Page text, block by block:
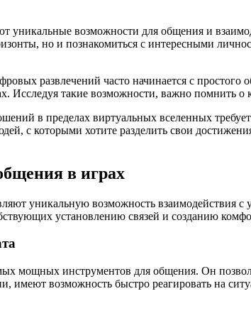
уникальные возможности для общения и
но и познакомиться с интересными
развлечений часто начинается с
Исследуя такие возможности, важно помнить
в пределах виртуальных вселенных
с которыми хотите разделить свои
в играх
уникальную возможность взаимодействия
установлению связей и созданию
мощных инструментов для общения. Он
имеют возможность быстро реагировать на